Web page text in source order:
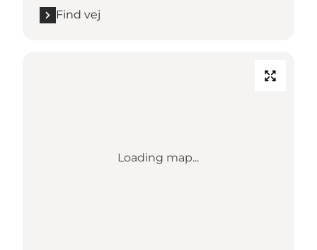
Find vej
Loading map...